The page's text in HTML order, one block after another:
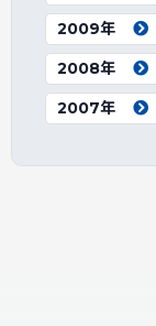
2009年
2008年
2007年